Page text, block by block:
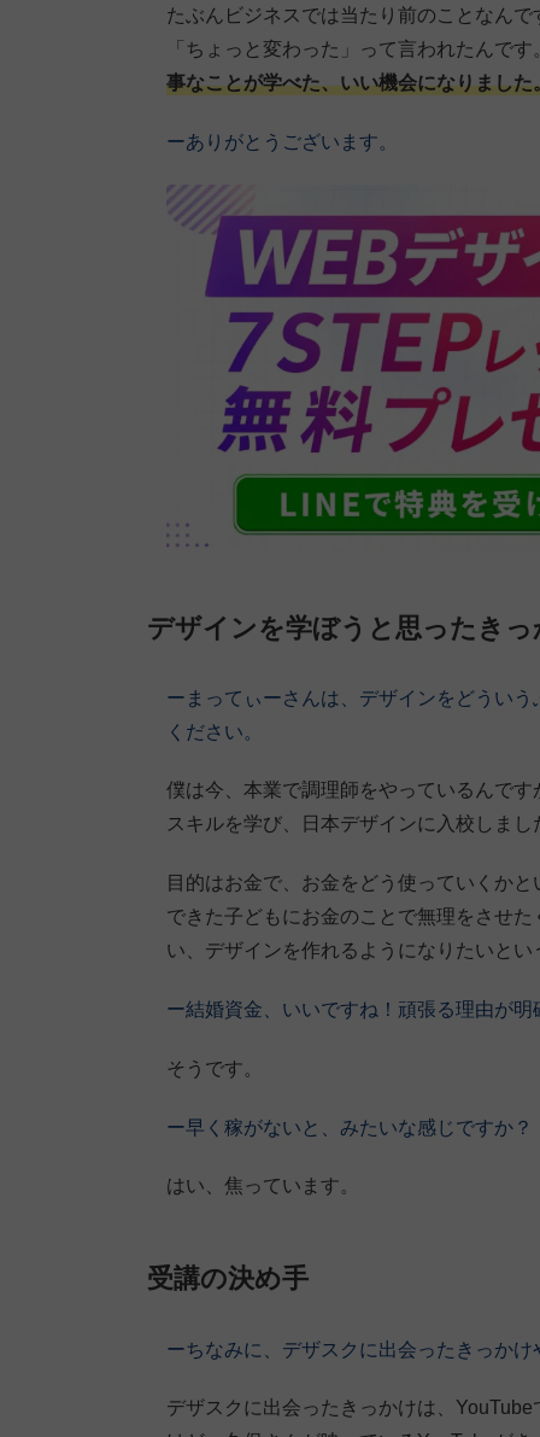
たぶんビジネスでは当たり前のことなん
「ちょっと変わった」って言われたんです
事なことが学べた、いい機会になりまし
ーありがとうございます。
デザインを学ぼうと思ったきっ
ーまってぃーさんは、デザインをどうい
ください。
僕は今、本業で調理師をやっているんで
スキルを学び、日本デザインに入校しまし
目的はお金で、お金をどう使っていくか
できた子どもにお金のことで無理をさせ
い、デザインを作れるようになりたいと
ー結婚資金、いいですね！頑張る理由が明
そうです。
ー早く稼がないと、みたいな感じですか？
はい、焦っています。
受講の決め手
ーちなみに、デザスクに出会ったきっか
デザスクに出会ったきっかけは、